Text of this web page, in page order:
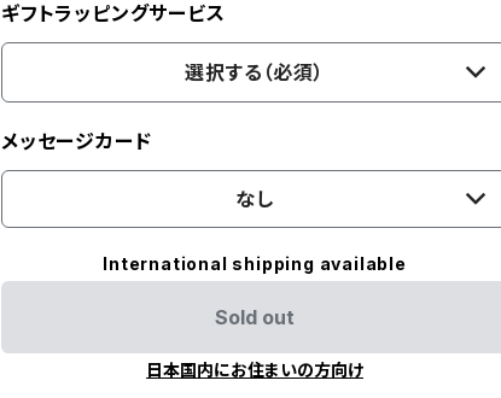
ギフトラッピングサービス
選択する（必須）
メッセージカード
なし
International shipping available
Sold out
日本国内にお住まいの方向け